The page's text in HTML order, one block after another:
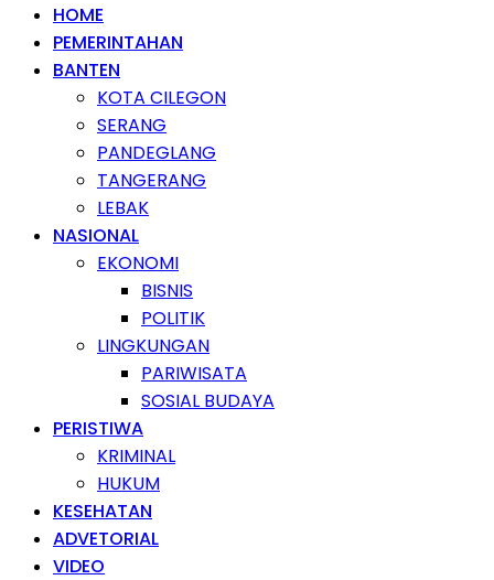
HOME
PEMERINTAHAN
BANTEN
KOTA CILEGON
SERANG
PANDEGLANG
TANGERANG
LEBAK
NASIONAL
EKONOMI
BISNIS
POLITIK
LINGKUNGAN
PARIWISATA
SOSIAL BUDAYA
PERISTIWA
KRIMINAL
HUKUM
KESEHATAN
ADVETORIAL
VIDEO